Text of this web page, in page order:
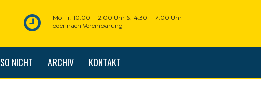
Mo-Fr: 10:00 - 12:00 Uhr & 14:30 - 17:00 Uhr
oder nach Vereinbarung
SO NICHT ARCHIV KONTAKT